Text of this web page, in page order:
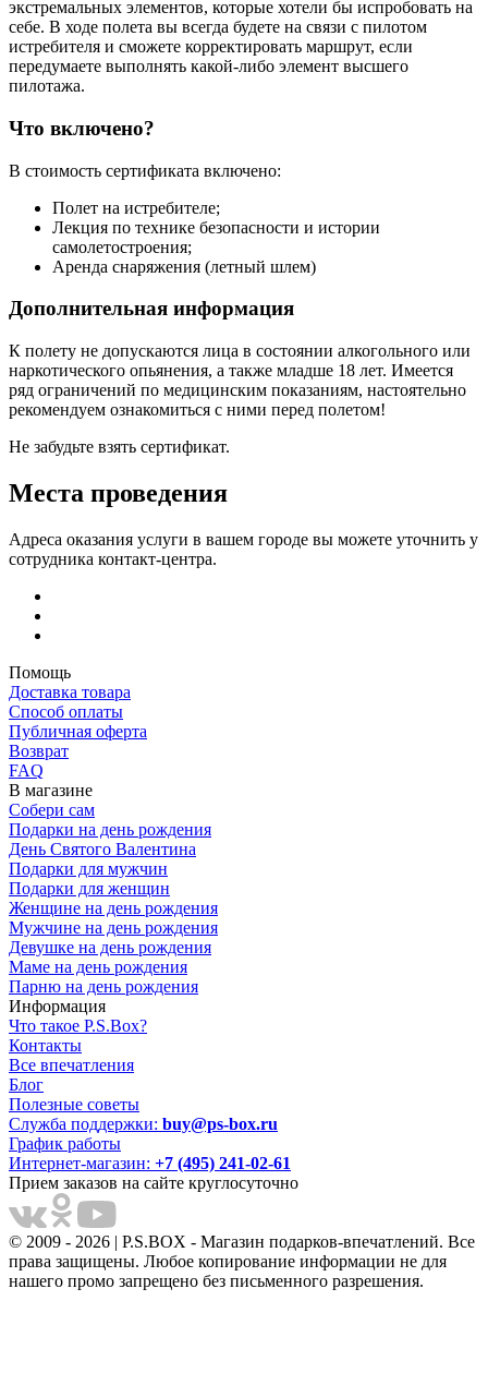
экстремальных элементов, которые хотели бы испробовать на
себе. В ходе полета вы всегда будете на связи с пилотом
истребителя и сможете корректировать маршрут, если
передумаете выполнять какой-либо элемент высшего
пилотажа.
Что включено?
В стоимость сертификата включено:
Полет на истребителе;
Лекция по технике безопасности и истории
самолетостроения;
Аренда снаряжения (летный шлем)
Дополнительная информация
К полету не допускаются лица в состоянии алкогольного или
наркотического опьянения, а также младше 18 лет. Имеется
ряд ограничений по медицинским показаниям, настоятельно
рекомендуем ознакомиться с ними перед полетом!
Не забудьте взять сертификат.
Места проведения
Адреса оказания услуги в вашем городе вы можете уточнить у
сотрудника контакт-центра.
Помощь
Доставка товара
Способ оплаты
Публичная оферта
Возврат
FAQ
В магазине
Собери сам
Подарки на день рождения
День Святого Валентина
Подарки для мужчин
Подарки для женщин
Женщине на день рождения
Мужчине на день рождения
Девушке на день рождения
Маме на день рождения
Парню на день рождения
Информация
Что такое P.S.Box?
Контакты
Все впечатления
Блог
Полезные советы
Служба поддержки: buy@ps-box.ru
График работы
Интернет-магазин: +7 (495) 241-02-61
Прием заказов на сайте круглосуточно
© 2009 - 2026 | P.S.BOX - Магазин подарков-впечатлений. Все
права защищены. Любое копирование информации не для
нашего промо запрещено без письменного разрешения.